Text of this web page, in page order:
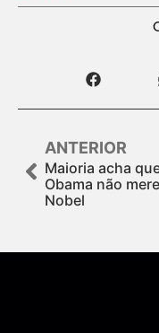
ANTERIOR
Maioria acha
Obama não
Nobel